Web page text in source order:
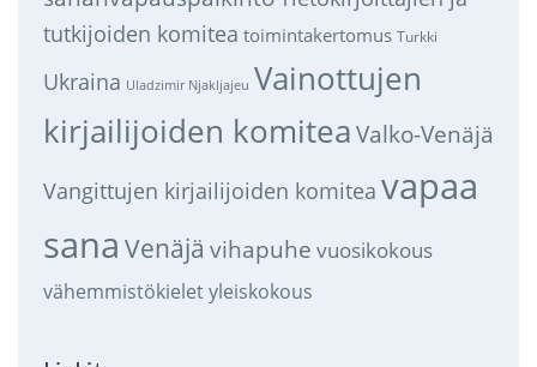
tutkijoiden komitea toimintakertomus Turkki
Ukraina Uladzimir Njakljajeu Vainottujen
kirjailijoiden komitea Valko-Venäjä
Vangittujen kirjailijoiden komitea vapaa
sana Venäjä vihapuhe vuosikokous
vähemmistökieletyleiskokous